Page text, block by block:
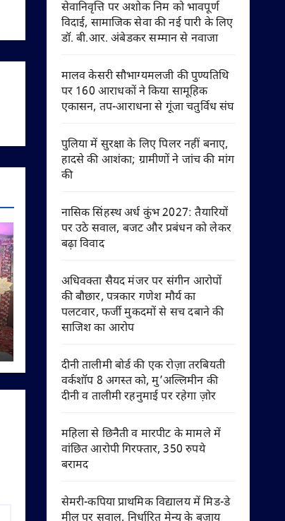
सेवानिवृत्ति पर अशोक निम को भावपूर्ण
विदाई, सामाजिक सेवा की नई पारी के लिए
डॉ. बी.आर. अंबेडकर सम्मान से नवाजा
मालव केसरी सौभाग्यमलजी की पुण्यतिथि
पर 160 आराधकों ने किया सामूहिक
एकासन, तप-आराधना से गूंजा चतुर्विध संघ
पुलिया में सुरक्षा के लिए पिलर नहीं बनाए,
हादसे की आशंका; ग्रामीणों ने जांच की मांग
की
नासिक सिंहस्थ अर्ध कुंभ 2027: तैयारियों
पर उठे सवाल, बजट और प्रबंधन को लेकर
बढ़ा विवाद
अधिवक्ता सैयद मंजर पर संगीन आरोपों
की बौछार, पत्रकार गणेश मौर्य का
पलटवार, फर्जी मुकदमों से सच दबाने की
साजिश का आरोप
दीनी तालीमी बोर्ड की एक रोज़ा तरबियती
वर्कशॉप 8 अगस्त को, मु’अल्लिमीन की
दीनी व तालीमी रहनुमाई पर रहेगा ज़ोर
महिला से छिनैती व मारपीट के मामले में
वांछित आरोपी गिरफ्तार, 350 रुपये
बरामद
सेमरी-कपिया प्राथमिक विद्यालय में मिड-डे